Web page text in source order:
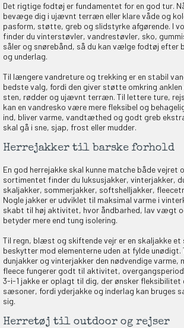
Det rigtige fodtøj er fundamentet for en god tur.
bevæge dig i ujævnt terræn eller klare våde og
pasform, støtte, greb og slidstyrke afgørende. I
finder du vinterstøvler, vandrestøvler, sko,
såler og snørebånd, så du kan vælge fodtøj
og underlag.
Til længere vandreture og trekking er en stabil
bedste valg, fordi den giver støtte omkring
sten, rødder og ujævnt terræn. Til lettere ture,
kan en vandresko være mere fleksibel og
ind, bliver varme, vandtæthed og godt greb
skal gå i sne, sjap, frost eller mudder.
Herrejakker til barske forhold
En god herrejakke skal kunne matche både vejret
sortimentet finder du luksusjakker, vinterjakker,
skaljakker, sommerjakker, softshelljakker,
Nogle jakker er udviklet til maksimal varme i
skabt til høj aktivitet, hvor åndbarhed, lav vægt
betyder mere end tung isolering.
Til regn, blæst og skiftende vejr er en skaljakke
beskytter mod elementerne uden at fylde unødigt.
dunjakker og vinterjakker den nødvendige varme,
fleece fungerer godt til aktivitet,
3-i-1 jakke er oplagt til dig, der ønsker fleksibilitet
sæsoner, fordi yderjakke og inderlag kan bruges
sig.
Herretøj til outdoor og rejser